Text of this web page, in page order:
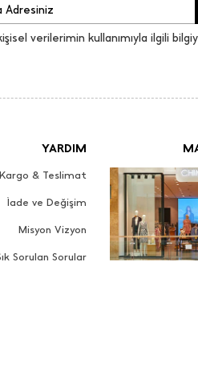
verilerimin kullanımıyla ilgili
YARDIM
Kargo & Teslimat
İade ve Değişim
Misyon Vizyon
Sorulan Sorular